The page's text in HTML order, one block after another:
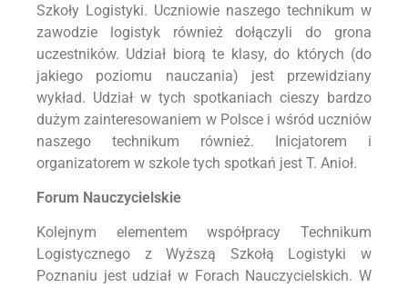
Szkoły Logistyki. Uczniowie naszego technikum w
zawodzie logistyk również dołączyli do grona
uczestników. Udział biorą te klasy, do których (do
jakiego poziomu nauczania) jest przewidziany
wykład. Udział w tych spotkaniach cieszy bardzo
dużym zainteresowaniem w Polsce i wśród uczniów
naszego technikum również. Inicjatorem i
organizatorem w szkole tych spotkań jest T. Anioł.
Forum Nauczycielskie
Kolejnym elementem współpracy Technikum
Logistycznego z Wyższą Szkołą Logistyki w
Poznaniu jest udział w Forach Nauczycielskich. W